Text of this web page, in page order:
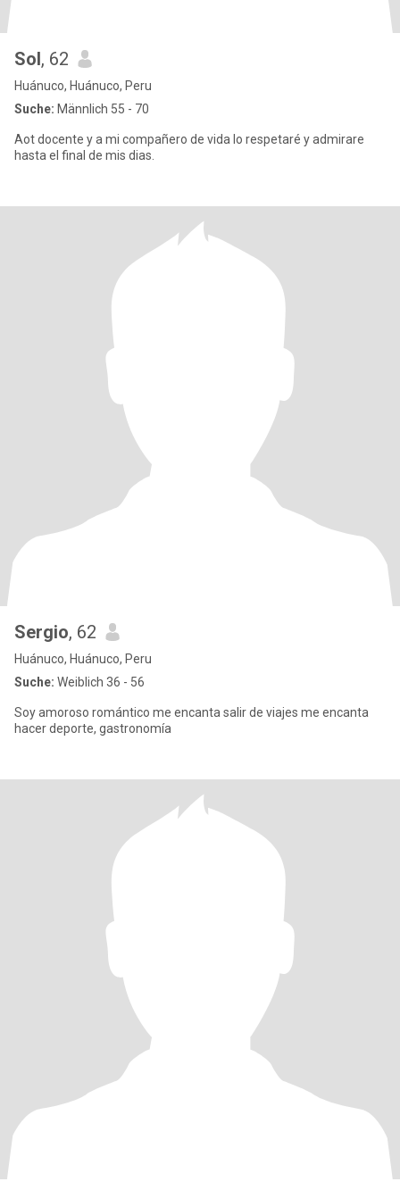
Sol, 62
Huánuco, Huánuco, Peru
Suche: Männlich 55 - 70
Aot docente y a mi compañero de vida lo respetaré y admirare
hasta el final de mis dias.
Sergio, 62
Huánuco, Huánuco, Peru
Suche: Weiblich 36 - 56
Soy amoroso romántico me encanta salir de viajes me encanta
hacer deporte, gastronomía